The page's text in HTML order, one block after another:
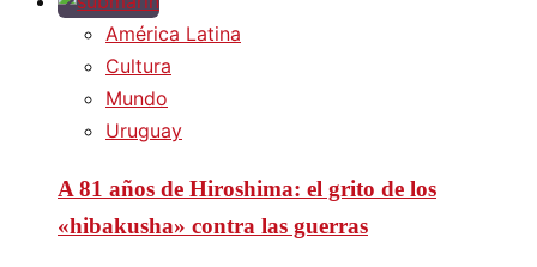
América Latina
Cultura
Mundo
Uruguay
A 81 años de Hiroshima: el grito de los
«hibakusha» contra las guerras